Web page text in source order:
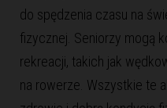
do spędzenia czasu na
fizycznej. Seniorzy mogą
rekreacji, takich jak
na rowerze. Wszystkie te